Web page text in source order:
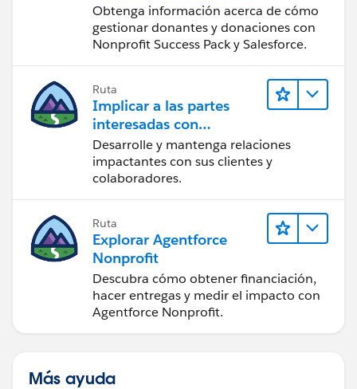
Obtenga información acerca de cómo
gestionar donantes y donaciones con
Nonprofit Success Pack y Salesforce.
Ruta
Implicar a las partes
interesadas con
Nonprofit Success Pack
Desarrolle y mantenga relaciones
impactantes con sus clientes y
colaboradores.
Ruta
Explorar Agentforce
Nonprofit
Descubra cómo obtener financiación,
hacer entregas y medir el impacto con
Agentforce Nonprofit.
Más ayuda